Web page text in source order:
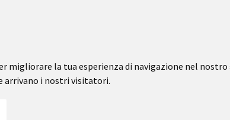
migliorare la tua esperienza di navigazione nel
arrivano i nostri visitatori.